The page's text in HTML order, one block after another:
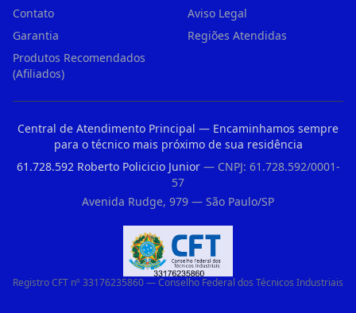
Contato
Aviso Legal
Garantia
Regiões Atendidas
Produtos Recomendados
(Afiliados)
Central de Atendimento Principal — Encaminhamos sempre
para o técnico mais próximo de sua residência
61.728.592 Roberto Policicio Junior— CNPJ: 61.728.592/0001-
57
Avenida Rudge, 979 — São Paulo/SP
Registro CFT nº 33176235860 — Conselho Federal dos Técnicos Industriais